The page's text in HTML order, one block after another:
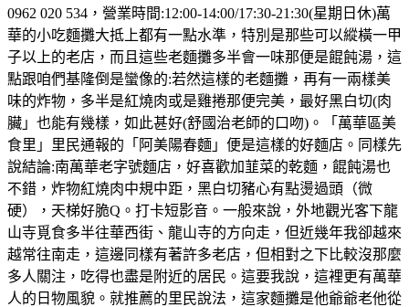
0962 020 534，營業時間:12:00-14:00/17:30-21:30(星期日休)萬
華的小吃麵攤大抵上都有一點水準，特別是那些可以縱橫一甲
子以上的老店，而且這些老麵攤多半會一味那便是餛飩湯，這
點跟咱們基隆倒是蠻像的:若然這樣的老麵攤，再有一兩樣美
味的炸物，多半是紅燒肉或是雞捲那便完美，最好黑白切(肉
臟」也能有幾樣，如此甚好(舒國治老師的口吻)。「萬華區美
食里」里民通報的「阿美陽春麵」便是這樣的好麵店。同樣先
說結論:南萬華老字號麵店，好喜歡加韮菜的乾麵，餛飩湯也
不錯，炸物紅燒肉中規中距，黑白切豬心有點燙過頭（微
硬），天梯好脆Q。打卡短影音。一般來說，外地觀光客下龍
山寺覓食多半往華西街、龍山寺的方向走，但近幾年我卻越來
越常往南走，這邊同樣有著許多老店，但相對之下比較沒那麼
多人關注，吃得也盡是附近的居民。這要我說，這裡更有萬華
人的日物風貌。就推薦的里民說法，這家麵攤是他爺爺老他從